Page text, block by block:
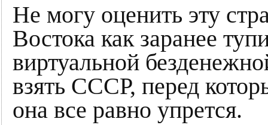
Не могу оценить эту
Востока как заранее
виртуальной
взять СССР, перед
она все равно упрется.